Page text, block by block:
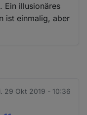
Ein illusionäres
ist einmalig, aber
29 Okt 2019 - 10:36